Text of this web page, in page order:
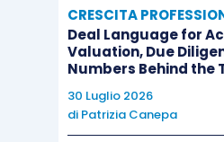
CRESCITA
Deal Language for
Valuation, Due
Numbers Behind the
30 Luglio 2026
di Patrizia Canepa